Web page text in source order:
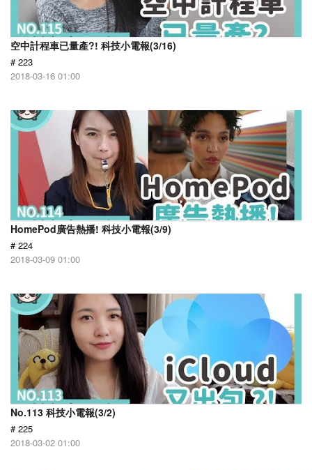
空中計程車已量產?! 科技小電報(3/16)
# 223
2018-03-16 01:00
HomePod廣告熱播! 科技小電報(3/9)
# 224
2018-03-09 01:00
No.113 科技小電報(3/2)
# 225
2018-03-02 01:00